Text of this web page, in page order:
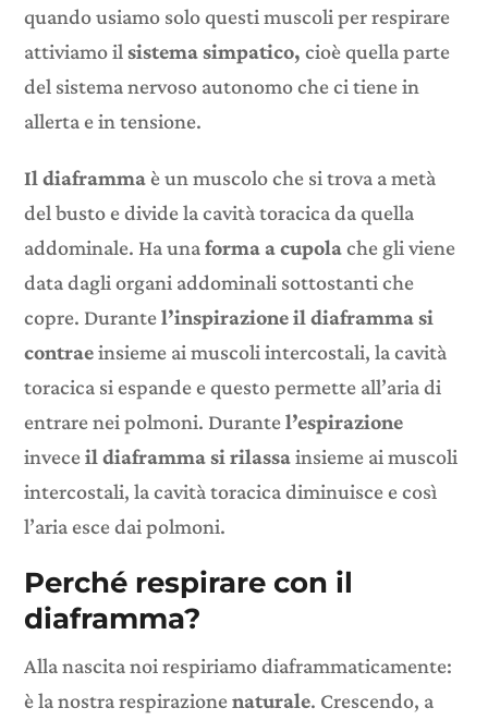
quando usiamo solo questi muscoli per respirare
attiviamo ilsistema simpatico, cioè quella parte
del sistema nervoso autonomo che ci tiene in
allerta e in tensione.
Il diaframmaè un muscolo che si trova a metà
del busto e divide la cavità toracica da quella
addominale. Ha unaforma a cupolache gli viene
data dagli organi addominali sottostanti che
copre. Durantel’inspirazione il diaframma si
contraeinsieme ai muscoli intercostali, la cavità
toracica si espande e questo permette all’aria di
entrare nei polmoni. Durantel’espirazione
inveceil diaframma si rilassainsieme ai muscoli
intercostali, la cavità toracica diminuisce e così
l’aria esce dai polmoni.
Perché respirare con il
diaframma?
Alla nascita noi respiriamo diaframmaticamente:
è la nostra respirazionenaturale. Crescendo, a